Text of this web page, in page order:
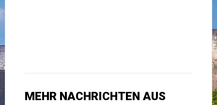
MEHR NACHRICHTEN AUS